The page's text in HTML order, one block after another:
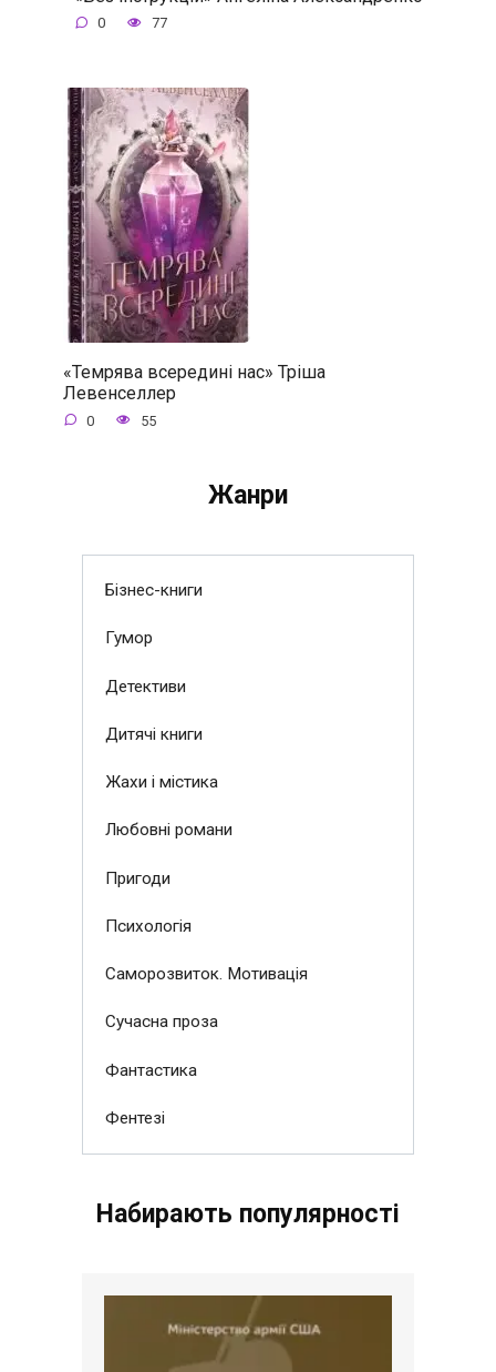
0 77
«Темрява всередині нас» Тріша
Левенселлер
0 55
Жанри
Бізнес-книги
Гумор
Детективи
Дитячі книги
Жахи і містика
Любовні романи
Пригоди
Психологія
Саморозвиток. Мотивація
Сучасна проза
Фантастика
Фентезі
Набирають популярності